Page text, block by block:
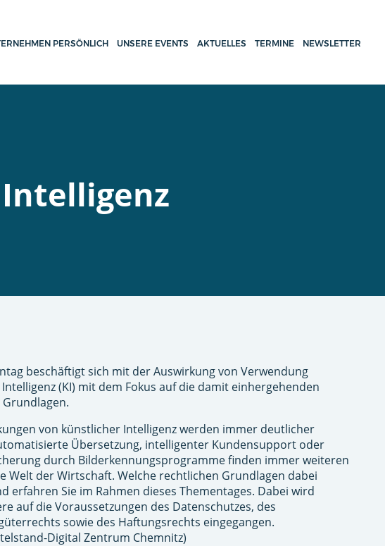
PERSÖNLICH UNSERE EVENTS AKTUELLES TERMINE NEWSLETTER
beschäftigt sich mit der Auswirkung von Verwendung
(KI) mit dem Fokus auf die damit einhergehenden
von künstlicher Intelligenz werden immer deutlicher
Übersetzung, intelligenter Kundensupport oder
durch Bilderkennungsprogramme finden immer weiteren
Welt der Wirtschaft. Welche rechtlichen Grundlagen dabei
erfahren Sie im Rahmen dieses Thementages. Dabei wird
auf die Voraussetzungen des Datenschutzes, des
sowie des Haftungsrechts eingegangen.
Digital Zentrum Chemnitz)